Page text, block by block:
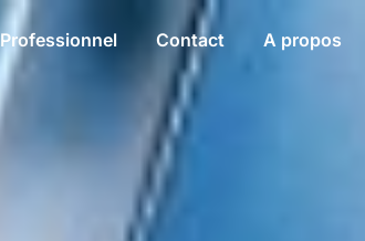
Professionnel Contact A propos